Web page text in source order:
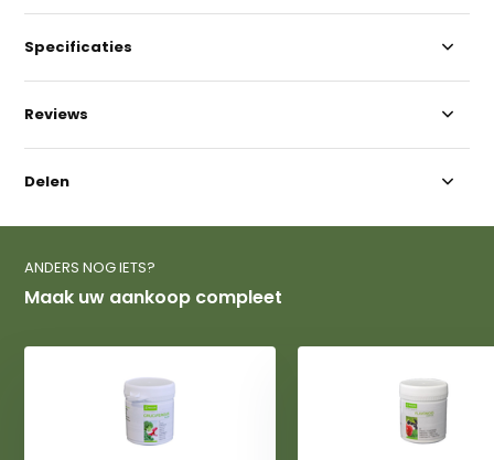
Specificaties
Reviews
Delen
ANDERS NOG IETS?
Maak uw aankoop compleet